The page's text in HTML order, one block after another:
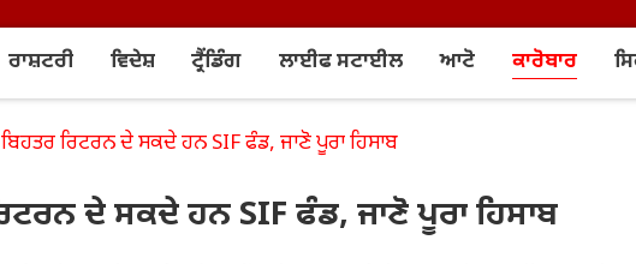
ਰਾਸ਼ਟਰੀ ਵਿਦੇਸ਼ ਟ੍ਰੈਂਡਿੰਗ ਲਾਈਫ ਸਟਾਈਲ ਆਟੋ ਕਾਰੋਬਾਰ
ਰਿਟਰਨ ਦੇ ਸਕਦੇ ਹਨ SIF ਫੰਡ, ਜਾਣੋ ਪੂਰਾ ਹਿਸਾਬ
ਦੇ ਸਕਦੇ ਹਨ SIF ਫੰਡ, ਜਾਣੋ ਪੂਰਾ ਹਿਸਾਬ